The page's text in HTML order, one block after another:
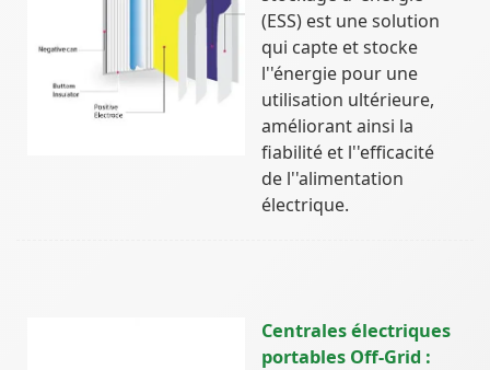
(ESS) est une solution
qui capte et stocke
l''énergie pour une
utilisation ultérieure,
améliorant ainsi la
fiabilité et l''efficacité
de l''alimentation
électrique.
Centrales électriques
portables Off-Grid :